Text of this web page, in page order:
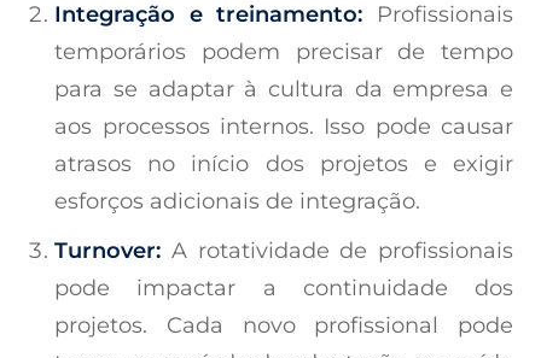
Integração e treinamento: Profissionais
temporários podem precisar de tempo
para se adaptar à cultura da empresa e
aos processos internos. Isso pode causar
atrasos no início dos projetos e exigir
esforços adicionais de integração.
Turnover: A rotatividade de profissionais
pode impactar a continuidade dos
projetos. Cada novo profissional pode